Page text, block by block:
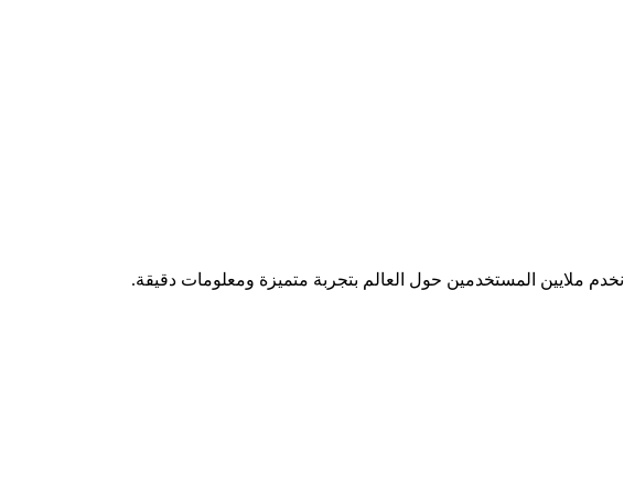
ملايين المستخدمين حول العالم بتجربة متميزة ومعلومات دقيقة.